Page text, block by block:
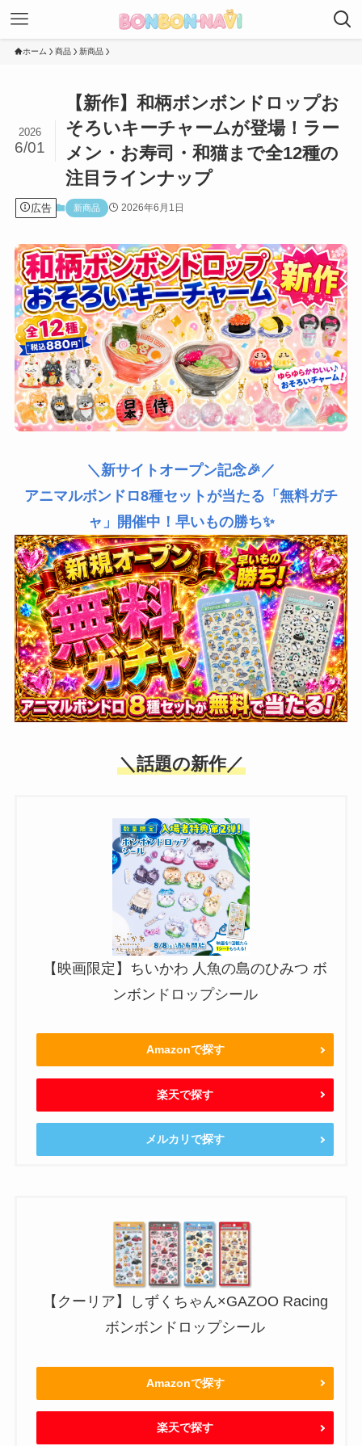
ホーム 商品 新商品
【新作】和柄ボンボンドロップお
そろいキーチャームが登場！ラー
メン・お寿司・和猫まで全12種の
注目ラインナップ
2026
6/01
広告 新商品 2026年6月1日
＼新サイトオープン記念🎉／
アニマルボンドロ8種セットが当たる「無料ガチ
ャ」開催中！早いもの勝ち✨
＼話題の新作／
【映画限定】ちいかわ 人魚の島のひみつ ボ
ンボンドロップシール
Amazonで探す
楽天で探す
メルカリで探す
【クーリア】しずくちゃん×GAZOO Racing
ボンボンドロップシール
Amazonで探す
楽天で探す